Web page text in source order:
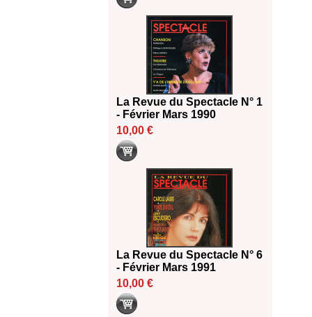
La Revue du Spectacle N° 1
- Février Mars 1990
10,00 €
La Revue du Spectacle N° 6
- Février Mars 1991
10,00 €